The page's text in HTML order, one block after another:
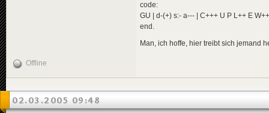
code:
GU | d-(+) s:- a--- | C+++ U P L++ E
end.
Man, ich hoffe, hier treibt sich jemand
Offline
02.03.2005 09:48